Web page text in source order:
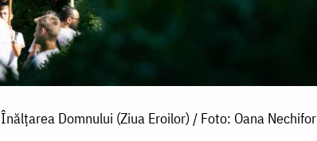
Înălțarea Domnului (Ziua Eroilor) / Foto: Oana Nechifor